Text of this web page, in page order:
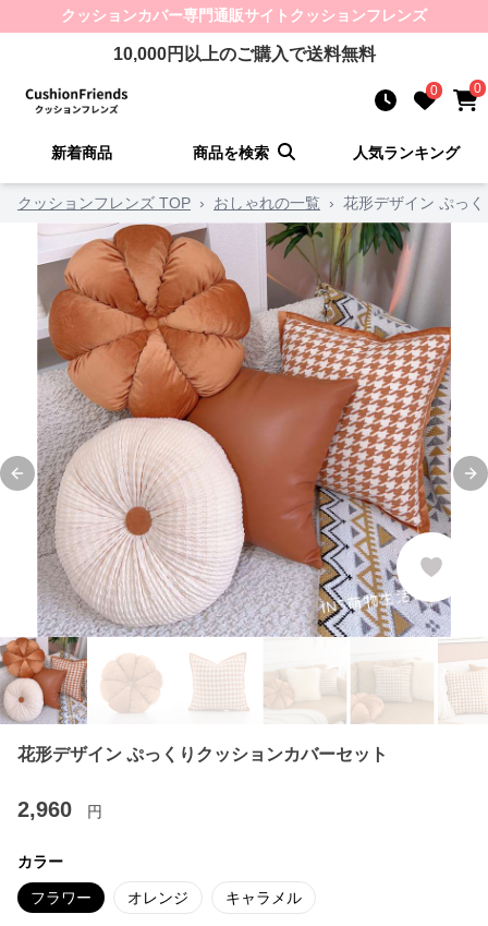
クッションカバー専門通販サイト クッションフレンズ
10,000円以上のご購入で送料無料
0 0
新着商品 商品を検索 人気ランキング
クッションフレンズ TOP › おしゃれの一覧 › 花形デザイン ぷっ
Previous slide
花形デザイン ぷっくりクッションカバーセット
2,960 円
カラー
フラワー オレンジ キャラメル